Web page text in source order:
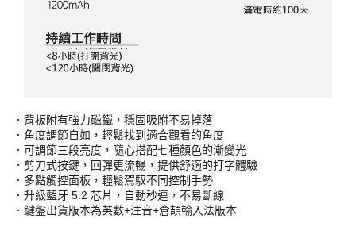
．背板附有強力磁鐵，穩固吸附不易掉落
．角度調節自如，輕鬆找到適合觀看的角度
．可調節三段亮度，隨心搭配七種顏色的漸變光
．剪刀式按鍵，回彈更流暢，提供舒適的打字體驗
．多點觸控面板，輕鬆駕馭不同控制手勢
．升級藍牙 5.2 芯片，自動秒連，不易斷線
．鍵盤出貨版本為英數+注音+倉頡輸入法版本